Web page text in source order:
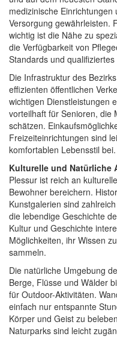
medizinische
Versorgung gewährleisten.
wichtig ist die Nähe zu
die Verfügbarkeit von
Standards und
Die Infrastruktur des
effizienten öffentlichen
wichtigen Dienstleistungen
vorteilhaft für Senioren, die
schätzen.
Freizeiteinrichtungen sind
komfortablen Lebensstil bei.
Kulturelle und Natürliche
Plessur ist reich an
Bewohner bereichern.
Kunstgalerien sind
die lebendige Geschichte
Kultur und Geschichte
Möglichkeiten, ihr Wissen
sammeln.
Die natürliche Umgebung
Berge, Flüsse und Wälder
für Outdoor-Aktivitäten.
einfach nur entspannte
Körper und Geist zu
Naturparks sind leicht